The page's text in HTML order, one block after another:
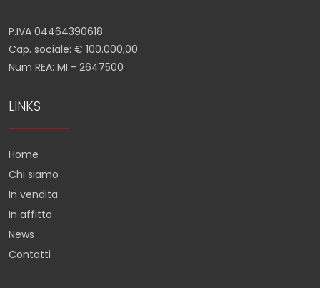
P.IVA 04464390618
Cap. sociale: € 100.000,00
Num REA: MI - 2647500
LINKS
Home
Chi siamo
In vendita
In affitto
News
Contatti